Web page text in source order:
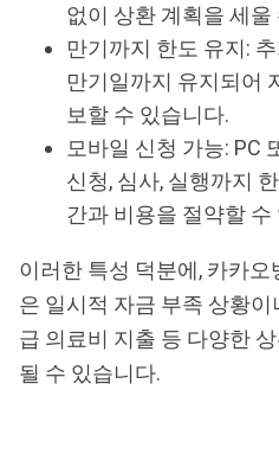
없이 상환 계획을 세울
만기까지 한도 유지:
만기일까지 유지되어
보할 수 있습니다.
모바일 신청 가능: PC
신청, 심사, 실행까지
간과 비용을 절약할 수
이러한 특성 덕분에, 카카
은 일시적 자금 부족 상황이
급 의료비 지출 등 다양한
될 수 있습니다.